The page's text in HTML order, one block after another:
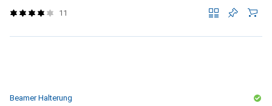
11
Beamer Halterung